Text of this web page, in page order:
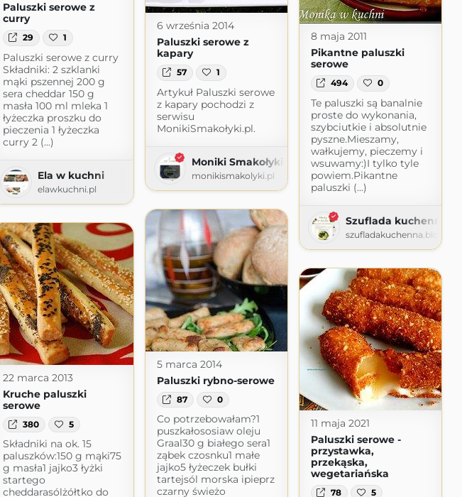
Paluszki serowe z
curry
29 1
Paluszki serowe z curry
Składniki: 2 szklanki
mąki pszennej 200 g
sera cheddar 150 g
masła 100 ml mleka 1
łyżeczka proszku do
pieczenia 1 łyżeczka
curry 2 (...)
Ela w kuchni
elawkuchni.pl
6 września 2014
Paluszki serowe z
kapary
57 1
Artykuł Paluszki serowe
z kapary pochodzi z
serwisu
MonikiSmakołyki.pl.
Moniki Smakołyki
monikismakolyki.pl
8 maja 2011
Pikantne paluszki
serowe
494 0
Te paluszki są banalnie
proste do wykonania,
szybciutkie i absolutnie
pyszne.Mieszamy,
wałkujemy, pieczemy i
wsuwamy:)I tylko tyle
powiem.Pikantne
paluszki (...)
Szuflada kuchenna
5 marca 2014
Paluszki rybno-serowe
87 0
Co potrzebowałam?1
puszkałososiaw oleju
Graal30 g białego sera1
ząbek czosnku1 małe
jajko5 łyżeczek bułki
tartejsól morska ipieprz
czarny świeżo
22 marca 2013
Kruche paluszki
serowe
380 5
Składniki na ok. 15
paluszków:150 g mąki75
g masła1 jajko3 łyżki
startego
cheddarasólżółtko do
11 maja 2021
Paluszki serowe -
przystawka,
przekąska,
wegetariańska
78 5